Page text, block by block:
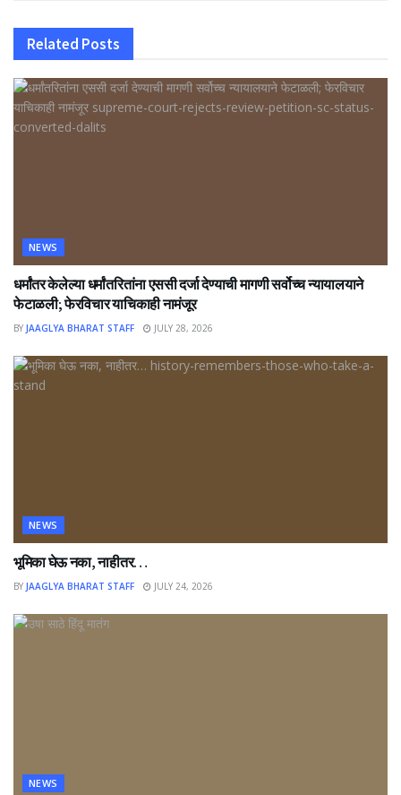
Related Posts
NEWS
धर्मांतर केलेल्या धर्मांतरितांना एससी दर्जा देण्याची मागणी सर्वोच्च न्यायालयाने
फेटाळली; फेरविचार याचिकाही नामंजूर
BY JAAGLYA BHARAT STAFF JULY 28, 2026
NEWS
भूमिका घेऊ नका, नाहीतर…
BY JAAGLYA BHARAT STAFF JULY 24, 2026
NEWS